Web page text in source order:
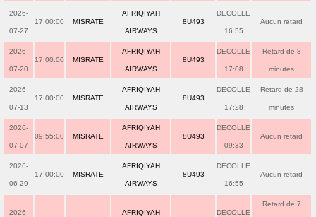
2026-
07-27
17:00:00 MISRATE
AFRIQIYAH
AIRWAYS
8U493
DECOLLE
16:55
Aucun retard
2026-
07-20
17:00:00 MISRATE
AFRIQIYAH
AIRWAYS
8U493
DECOLLE
17:08
Retard de 8
minutes
2026-
07-13
17:00:00 MISRATE
AFRIQIYAH
AIRWAYS
8U493
DECOLLE
17:28
Retard de 28
minutes
2026-
07-07
09:55:00 MISRATE
AFRIQIYAH
AIRWAYS
8U493
DECOLLE
09:33
Aucun retard
2026-
06-29
17:00:00 MISRATE
AFRIQIYAH
AIRWAYS
8U493
DECOLLE
16:55
Aucun retard
2026- AFRIQIYAH DECOLLE
Retard de 7